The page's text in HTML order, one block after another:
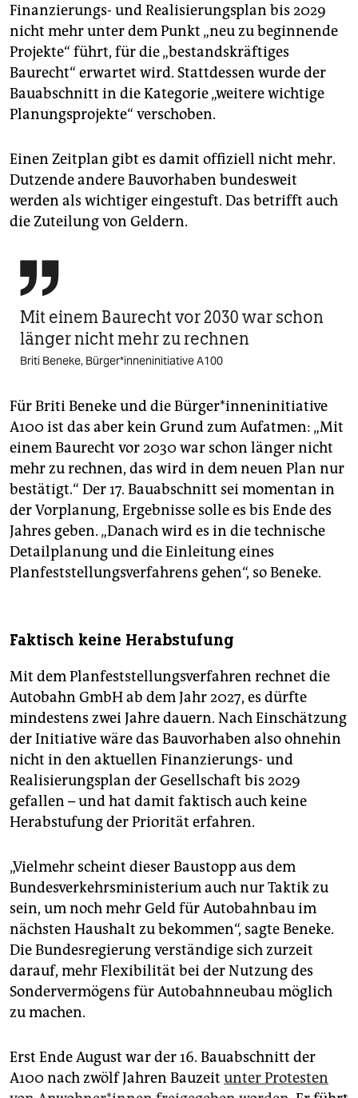
Finanzierungs- und Realisierungsplan bis 2029
nicht mehr unter dem Punkt „neu zu beginnende
Projekte“ führt, für die „bestandskräftiges
Baurecht“ erwartet wird. Stattdessen wurde der
Bauabschnitt in die Kategorie „weitere wichtige
Planungsprojekte“ verschoben.
Einen Zeitplan gibt es damit offiziell nicht mehr.
Dutzende andere Bauvorhaben bundesweit
werden als wichtiger eingestuft. Das betrifft auch
die Zuteilung von Geldern.

Mit einem Baurecht vor 2030 war schon
länger nicht mehr zu rechnen
Briti Beneke, Bür­ge­r*in­nen­in­itia­ti­ve A100
Für Briti Beneke und die Bür­ge­r*in­nen­in­itia­ti­ve
A100 ist das aber kein Grund zum Aufatmen: „Mit
einem Baurecht vor 2030 war schon länger nicht
mehr zu rechnen, das wird in dem neuen Plan nur
bestätigt.“ Der 17. Bauabschnitt sei momentan in
der Vorplanung, Ergebnisse solle es bis Ende des
Jahres geben. „Danach wird es in die technische
Detailplanung und die Einleitung eines
Planfeststellungsverfahrens gehen“, so Beneke.
Faktisch keine Herabstufung
Mit dem Planfeststellungsverfahren rechnet die
Autobahn GmbH ab dem Jahr 2027, es dürfte
mindestens zwei Jahre dauern. Nach Einschätzung
der Initiative wäre das Bauvorhaben also ohnehin
nicht in den aktuellen Finanzierungs- und
Realisierungsplan der Gesellschaft bis 2029
gefallen – und hat damit faktisch auch keine
Herabstufung der Priorität erfahren.
„Vielmehr scheint dieser Baustopp aus dem
Bundesverkehrsministerium auch nur Taktik zu
sein, um noch mehr Geld für Autobahnbau im
nächsten Haushalt zu bekommen“, sagte Beneke.
Die Bundesregierung verständige sich zurzeit
darauf, mehr Flexibilität bei der Nutzung des
Sondervermögens für Autobahnneubau möglich
zu machen.
Erst Ende August war der 16. Bauabschnitt der
A100 nach zwölf Jahren Bauzeit unter Protesten